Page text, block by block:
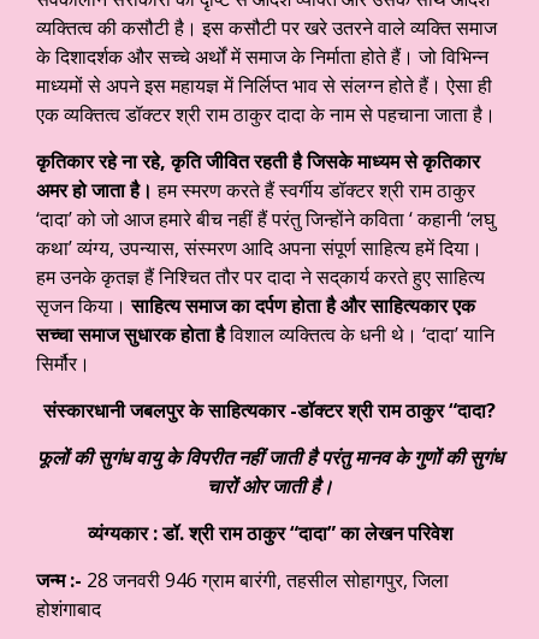
व्यक्तित्व की कसौटी है। इस कसौटी पर खरे उतरने वाले व्यक्ति समाज
के दिशादर्शक और सच्चे अर्थों में समाज के निर्माता होते हैं। जो विभिन्न
माध्यमों से अपने इस महायज्ञ में निर्लिप्त भाव से संलग्न होते हैं। ऐसा ही
एक व्यक्तित्व डॉक्टर श्री राम ठाकुर दादा के नाम से पहचाना जाता है।
कृतिकार रहे ना रहे,कृति जीवित रहती है जिसके माध्यम से कृतिकार
अमर होजाता है। हम स्मरण करते हैं स्वर्गीय डॉक्टर श्री राम ठाकुर
‘दादा’ को जो आज हमारे बीच नहीं हैं परंतु जिन्होंने कविता ‘ कहानी ‘लघु
कथा’ व्यंग्य, उपन्यास, संस्मरण आदि अपना संपूर्ण साहित्य हमें दिया।
हम उनके कृतज्ञ हैं निश्चित तौर पर दादा ने सद्‌कार्य करते हुए साहित्य
सृजन किया।साहित्यसमाज का दर्पण होता है और साहित्यकार एक
सच्चा समाज सुधारक होता हैविशाल व्यक्तित्व के धनी थे। ‘दादा’ यानि
सिर्मौर।
संस्कारधानी जबलपुर के साहित्यकार -डॉक्टर श्री राम ठाकुर “दादा?
फूलों की सुगंध वायु के विपरीत नहीं जाती है परंतुमानव के गुणों की सुगंध
चारों ओर जाती है।
व्यंग्यकार : डॉ. श्री राम ठाकुर “दादा” का लेखन परिवेश
जन्म :- 28 जनवरी 946 ग्राम बारंगी, तहसील सोहागपुर, जिला
होशंगाबाद